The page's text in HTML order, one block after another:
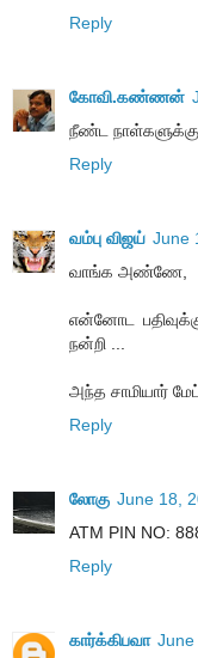
Reply
கோவி.கண்ணன்
நீண்ட நாள்களுக்கு
Reply
வம்பு விஜய் June
வாங்க அண்ணே,
என்னோட
நன்றி ...
அந்த சாமியார்
Reply
லோகு June 18,
ATM PIN NO:
Reply
கார்க்கிபவா June